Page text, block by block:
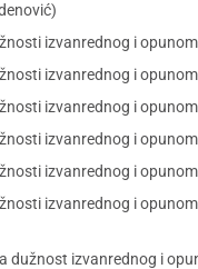
izvanrednog i
izvanrednog i
izvanrednog i
izvanrednog i
izvanrednog i
izvanrednog i
dužnost izvanrednog i